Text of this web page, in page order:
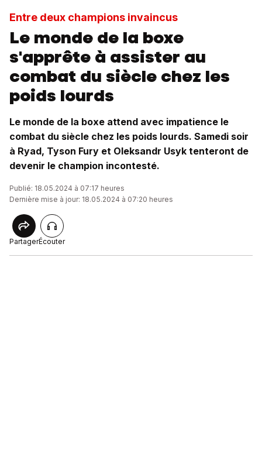
Entre deux champions invaincus
Le monde de la boxe
s'apprête à assister au
combat du siècle chez les
poids lourds
Le monde de la boxe attend avec impatience le
combat du siècle chez les poids lourds. Samedi soir
à Ryad, Tyson Fury et Oleksandr Usyk tenteront de
devenir le champion incontesté.
Publié: 18.05.2024 à 07:17 heures
Dernière mise à jour: 18.05.2024 à 07:20 heures
PartagerÉcouter